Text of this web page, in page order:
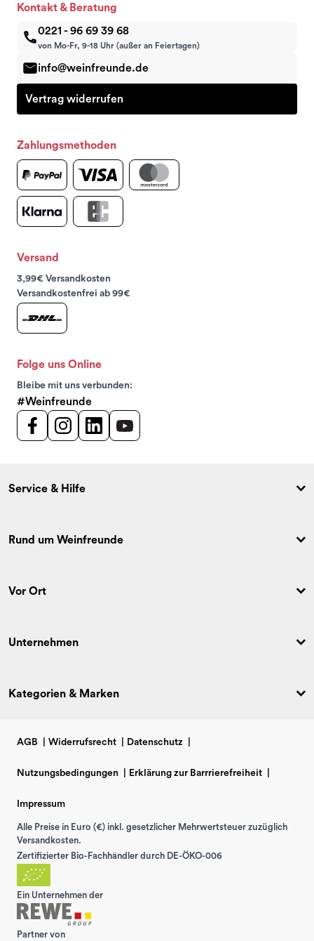
Kontakt & Beratung
0221 - 96 69 39 68
von Mo-Fr, 9-18 Uhr (außer an Feiertagen)
info@weinfreunde.de
Vertrag widerrufen
Zahlungsmethoden
Versand
3,99€ Versandkosten
Versandkostenfrei ab 99€
Folge uns Online
Bleibe mit uns verbunden:
#Weinfreunde
Service & Hilfe
Rund um Weinfreunde
Vor Ort
Unternehmen
Kategorien & Marken
AGB Widerrufsrecht Datenschutz
Nutzungsbedingungen Erklärung zur Barrrierefreiheit
Impressum
Alle Preise in Euro (€) inkl. gesetzlicher Mehrwertsteuer zuzüglich
Versandkosten.
Zertifizierter Bio-Fachhändler durch DE-ÖKO-006
Ein Unternehmen der
Partner von